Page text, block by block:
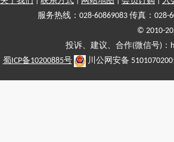
服务热线：028-60869083 传真：028-
© 2010-
投诉、建议、合作(微信号)
蜀ICP备10200885号
川公网安备